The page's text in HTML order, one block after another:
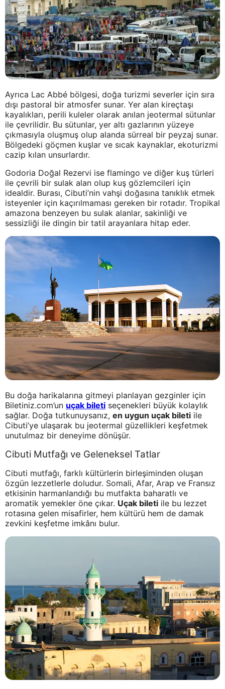
Ayrıca Lac Abbé bölgesi, doğa turizmi severler için sıra
dışı pastoral bir atmosfer sunar. Yer alan kireçtaşı
kayalıkları, perili kuleler olarak anılan jeotermal sütunlar
ile çevrilidir. Bu sütunlar, yer altı gazlarının yüzeye
çıkmasıyla oluşmuş olup alanda sürreal bir peyzaj sunar.
Bölgedeki göçmen kuşlar ve sıcak kaynaklar, ekoturizmi
cazip kılan unsurlardır.
Godoria Doğal Rezervi ise flamingo ve diğer kuş türleri
ile çevrili bir sulak alan olup kuş gözlemcileri için
idealdir. Burası, Cibuti’nin vahşi doğasına tanıklık etmek
isteyenler için kaçırılmaması gereken bir rotadır. Tropikal
amazona benzeyen bu sulak alanlar, sakinliği ve
sessizliği ile dingin bir tatil arayanlara hitap eder.
Bu doğa harikalarına gitmeyi planlayan gezginler için
Biletiniz.com’un uçak bileti seçenekleri büyük kolaylık
sağlar. Doğa tutkunuysanız, en uygun uçak bileti ile
Cibuti’ye ulaşarak bu jeotermal güzellikleri keşfetmek
unutulmaz bir deneyime dönüşür.
Cibuti Mutfağı ve Geleneksel Tatlar
Cibuti mutfağı, farklı kültürlerin birleşiminden oluşan
özgün lezzetlerle doludur. Somali, Afar, Arap ve Fransız
etkisinin harmanlandığı bu mutfakta baharatlı ve
aromatik yemekler öne çıkar. Uçak bileti ile bu lezzet
rotasına gelen misafirler, hem kültürü hem de damak
zevkini keşfetme imkânı bulur.